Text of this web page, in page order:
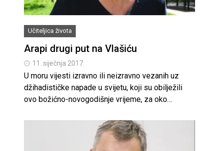
Učiteljica života
Arapi drugi put na Vlašiću
11. siječnja 2017.
U moru vijesti izravno ili neizravno vezanih uz
džihadističke napade u svijetu, koji su obilježili
ovo božićno-novogodišnje vrijeme, za oko…